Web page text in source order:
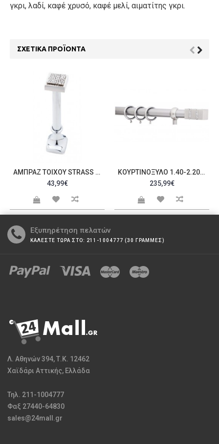
γκρι, λαδί, καφέ χρυσό, καφέ μελί, αιματίτης γκρι.
ΣΧΕΤΙΚΆ ΠΡΟΪΌΝΤΑ
ΑΜΠΡΆΖ ΤΟΊΧΟΥ STRASS C20066
43,99€
ΚΟΥΡΤΙΝΌΞΥΛΟ 1.40-2.20M ΜΟΝΌ ΑΣΗΜΊ ΜΕ STRASS C21654
235,99€
Εξυπηρέτηση πελατών
ΚΑΛΕΣΤΕ ΤΩΡΑ ΣΤΟ: 211-1004777 (30 ΓΡΑΜΜΕΣ)
Λ. Αθηνών 394, Τ.Κ. 12462
Χαϊδάρι Αττικής, Ελλάδα
Τηλ. 211-1004777
Φαξ 27440-64830
sales@24mall.gr